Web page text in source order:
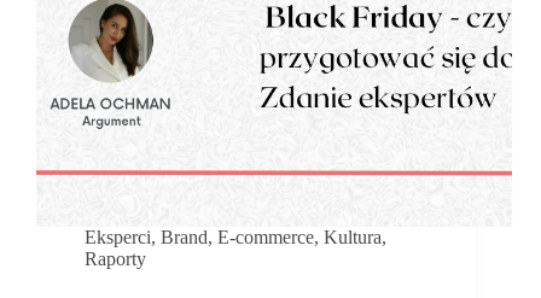
Eksperci, Brand, E-commerce, Kultura,
Raporty